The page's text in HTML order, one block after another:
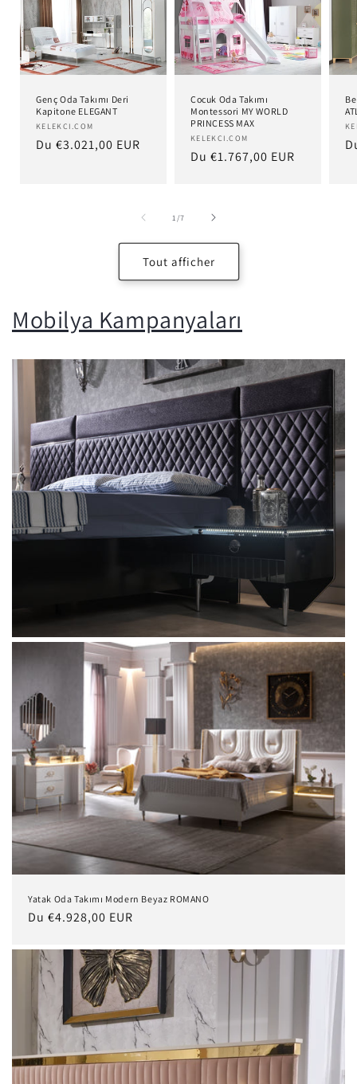
Genç Oda Takımı Deri
Kapitone ELEGANT
Distributeur :
KELEKCI.COM
Prix
Du €3.021,00 EUR
Çocuk Oda Takımı
Montessori MY WORLD
PRINCESS MAX
Distributeur :
KELEKCI.COM
Prix
Du €1.767,00 EUR
1/de
7
Tout afficher
Mobilya Kampanyaları
Yatak Oda Takımı Modern Beyaz ROMANO
Prix
Du €4.928,00 EUR